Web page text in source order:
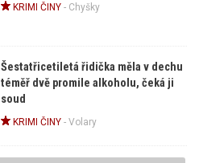
KRIMI ČINY- Chyšky
Šestatřicetiletá řidička měla v dechu
téměř dvě promile alkoholu, čeká ji
soud
KRIMI ČINY- Volary